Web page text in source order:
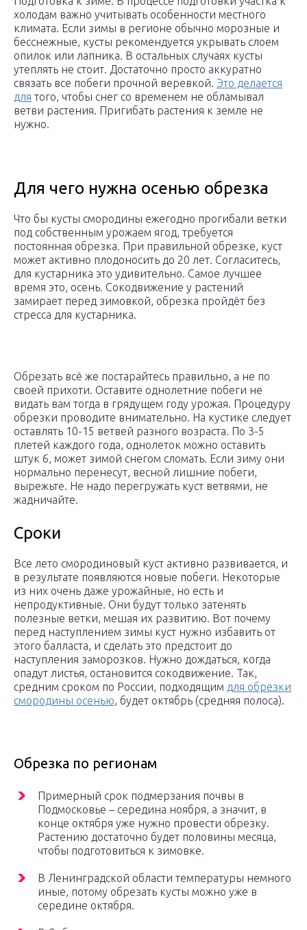
холодам важно учитывать особенности местного
климата. Если зимы в регионе обычно морозные и
бесснежные, кусты рекомендуется укрывать слоем
опилок или лапника. В остальных случаях кусты
утеплять не стоит. Достаточно просто аккуратно
связать все побеги прочной веревкой. Это делается
для того, чтобы снег со временем не обламывал
ветви растения. Пригибать растения к земле не
нужно.
Для чего нужна осенью обрезка
Что бы кусты смородины ежегодно прогибали ветки
под собственным урожаем ягод, требуется
постоянная обрезка. При правильной обрезке, куст
может активно плодоносить до 20 лет. Согласитесь,
для кустарника это удивительно. Самое лучшее
время это, осень. Сокодвижение у растений
замирает перед зимовкой, обрезка пройдёт без
стресса для кустарника.
Обрезать всё же постарайтесь правильно, а не по
своей прихоти. Оставите однолетние побеги не
видать вам тогда в грядущем году урожая. Процедуру
обрезки проводите внимательно. На кустике следует
оставлять 10-15 ветвей разного возраста. По 3-5
плетей каждого года, однолеток можно оставить
штук 6, может зимой снегом сломать. Если зиму они
нормально перенесут, весной лишние побеги,
вырежьте. Не надо перегружать куст ветвями, не
жадничайте.
Сроки
Все лето смородиновый куст активно развивается, и
в результате появляются новые побеги. Некоторые
из них очень даже урожайные, но есть и
непродуктивные. Они будут только затенять
полезные ветки, мешая их развитию. Вот почему
перед наступлением зимы куст нужно избавить от
этого балласта, и сделать это предстоит до
наступления заморозков. Нужно дождаться, когда
опадут листья, остановится сокодвижение. Так,
средним сроком по России, подходящим для обрезки
смородины осенью, будет октябрь (средняя полоса).
Обрезка по регионам
Примерный срок подмерзания почвы в
Подмосковье – середина ноября, а значит, в
конце октября уже нужно провести обрезку.
Растению достаточно будет половины месяца,
чтобы подготовиться к зимовке.
В Ленинградской области температуры немного
иные, потому обрезать кусты можно уже в
середине октября.